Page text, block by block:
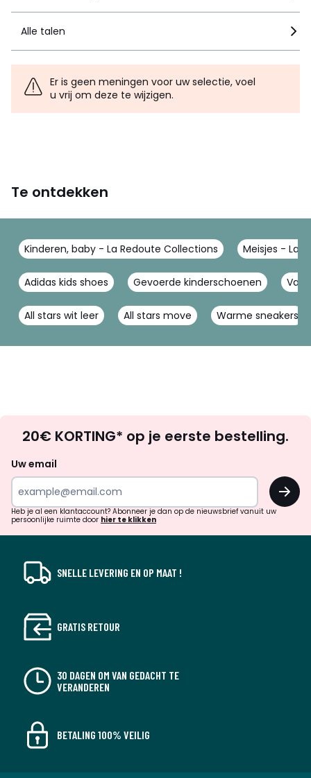
Alle talen
Er is geen meningen voor uw selectie, voel
u vrij om deze te wijzigen.
Te ontdekken
Kinderen, baby - La Redoute Collections Meisjes - La
Adidas kids shoes Gevoerde kinderschoenen
All stars wit leer All stars move Warme sneakers
zoek
inspiratie
verrassingen?
20€ KORTING* op je eerste bestelling.
Uw email
OK
Heb je al een klantaccount? Abonneer je dan op de nieuwsbrief vanuit uw
persoonlijke ruimte door hier te klikken
SNELLE LEVERING EN OP MAAT !
GRATIS RETOUR
30 DAGEN OM VAN GEDACHT TE
VERANDEREN
BETALING 100% VEILIG